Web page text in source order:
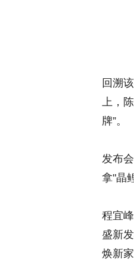
回溯
上，
牌”。
发布
拿"晶
程宜
盛新
焕新